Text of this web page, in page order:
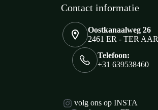
Contact informatie
Oostkanaalweg 26
2461 ER - TER AAR
Telefoon:
+31 639538460
volg ons op INSTA